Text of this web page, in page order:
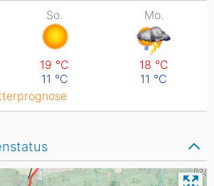
So.
19 °C
11 °C
Mo.
18 °C
11 °C